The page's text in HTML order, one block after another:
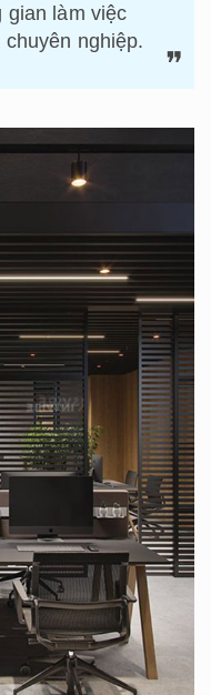
gian làm việc
nghiệp.